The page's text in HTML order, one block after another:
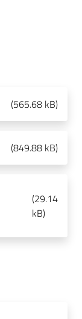
(565.68 kB)
(849.88 kB)
(29.14
kB)